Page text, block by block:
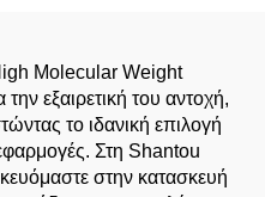
Molecular Weight
εξαιρετική του αντοχή,
το ιδανική επιλογή
Στη Shantou
στην κατασκευή